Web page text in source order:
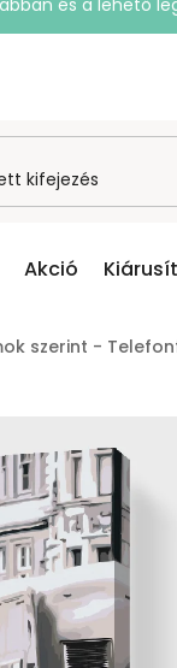
és a lehető
Akció
szerint -